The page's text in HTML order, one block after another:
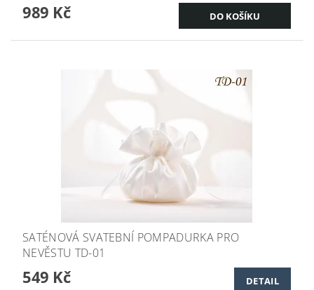
989 Kč
SATÉNOVÁ SVATEBNÍ POMPADURKA PRO
NEVĚSTU TD-01
549 Kč DETAIL